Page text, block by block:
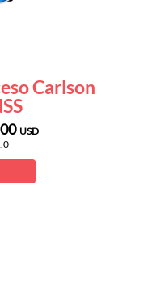
Carlson
USD